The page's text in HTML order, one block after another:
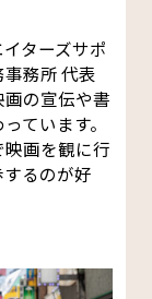
ターズサポ
務所 代表
の宣伝や書
ています。
画を観に行
るのが好